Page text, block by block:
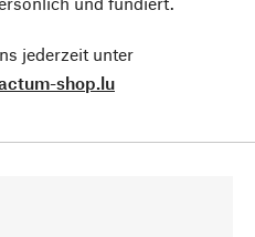
jederzeit unter
shop.lu